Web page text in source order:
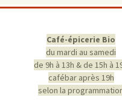
Café-épicerie Bio
du mardi au samedi
de 9h à 13h & de 15h à
cafébar après 19h
selon la